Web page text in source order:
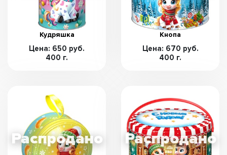
Кудряшка
Цена: 650 руб.
400 г.
Кнопа
Цена: 670 руб.
400 г.